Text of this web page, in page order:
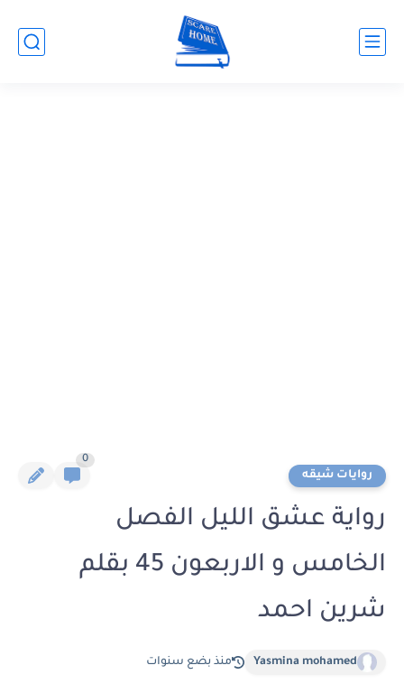
روايات شيقه
0
رواية عشق الليل الفصل
الخامس و الاربعون 45 بقلم
شرين احمد
Yasmina mohamed منذ بضع سنوات